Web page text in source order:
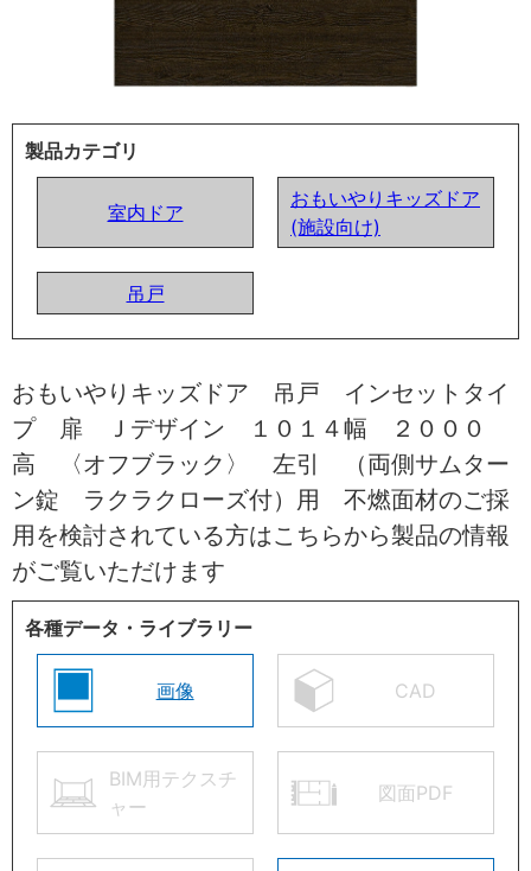
製品カテゴリ
室内ドア
おもいやりキッズドア
(施設向け)
吊戸
おもいやりキッズドア 吊戸 インセットタイ
プ 扉 Ｊデザイン １０１４幅 ２０００
高 〈オフブラック〉 左引 （両側サムター
ン錠 ラクラクローズ付）用 不燃面材のご採
用を検討されている方はこちらから製品の情報
がご覧いただけます
各種データ・ライブラリー
画像 CAD
BIM用テクスチ
ャー
図面PDF